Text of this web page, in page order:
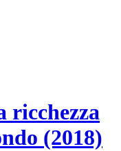
ricchezza
(2018)